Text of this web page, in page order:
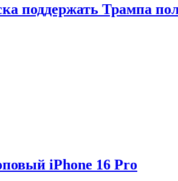
поддержать Трампа
iPhone 16 Pro